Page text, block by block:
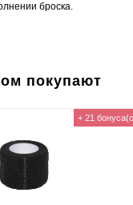
броска.
покупают
+ 21